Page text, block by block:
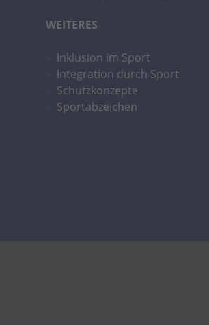
WEITERES
Inklusion im Sport
Integration durch Sport
Schutzkonzepte
Sportabzeichen